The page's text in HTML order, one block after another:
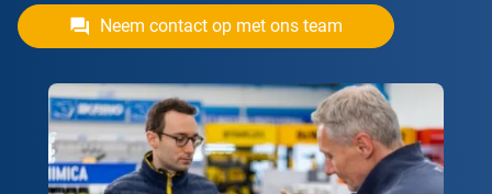
Neem contact op met ons team